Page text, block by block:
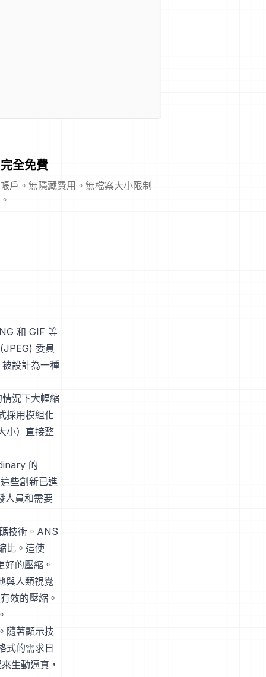
完全免費
戶。無隱藏費用。無檔案大小限制
和 GIF 等
委員
設計為一種
況下大幅縮
採用模組化
小）直接整
的
些創新已進
人員和需要
技術。ANS
比。這使
的壓縮。
與人類視覺
效的壓縮。
隨著顯示技
式的需求日
生動逼真，